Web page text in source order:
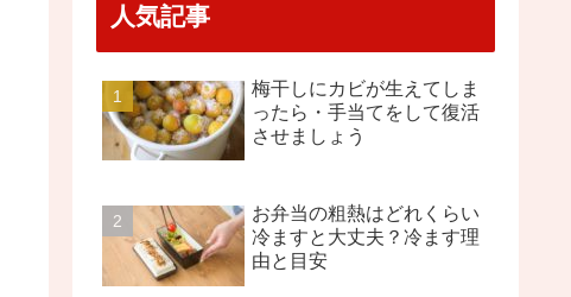
人気記事
梅干しにカビが生えてしま
ったら・手当てをして復活
させましょう
お弁当の粗熱はどれくらい
冷ますと大丈夫？冷ます理
由と目安